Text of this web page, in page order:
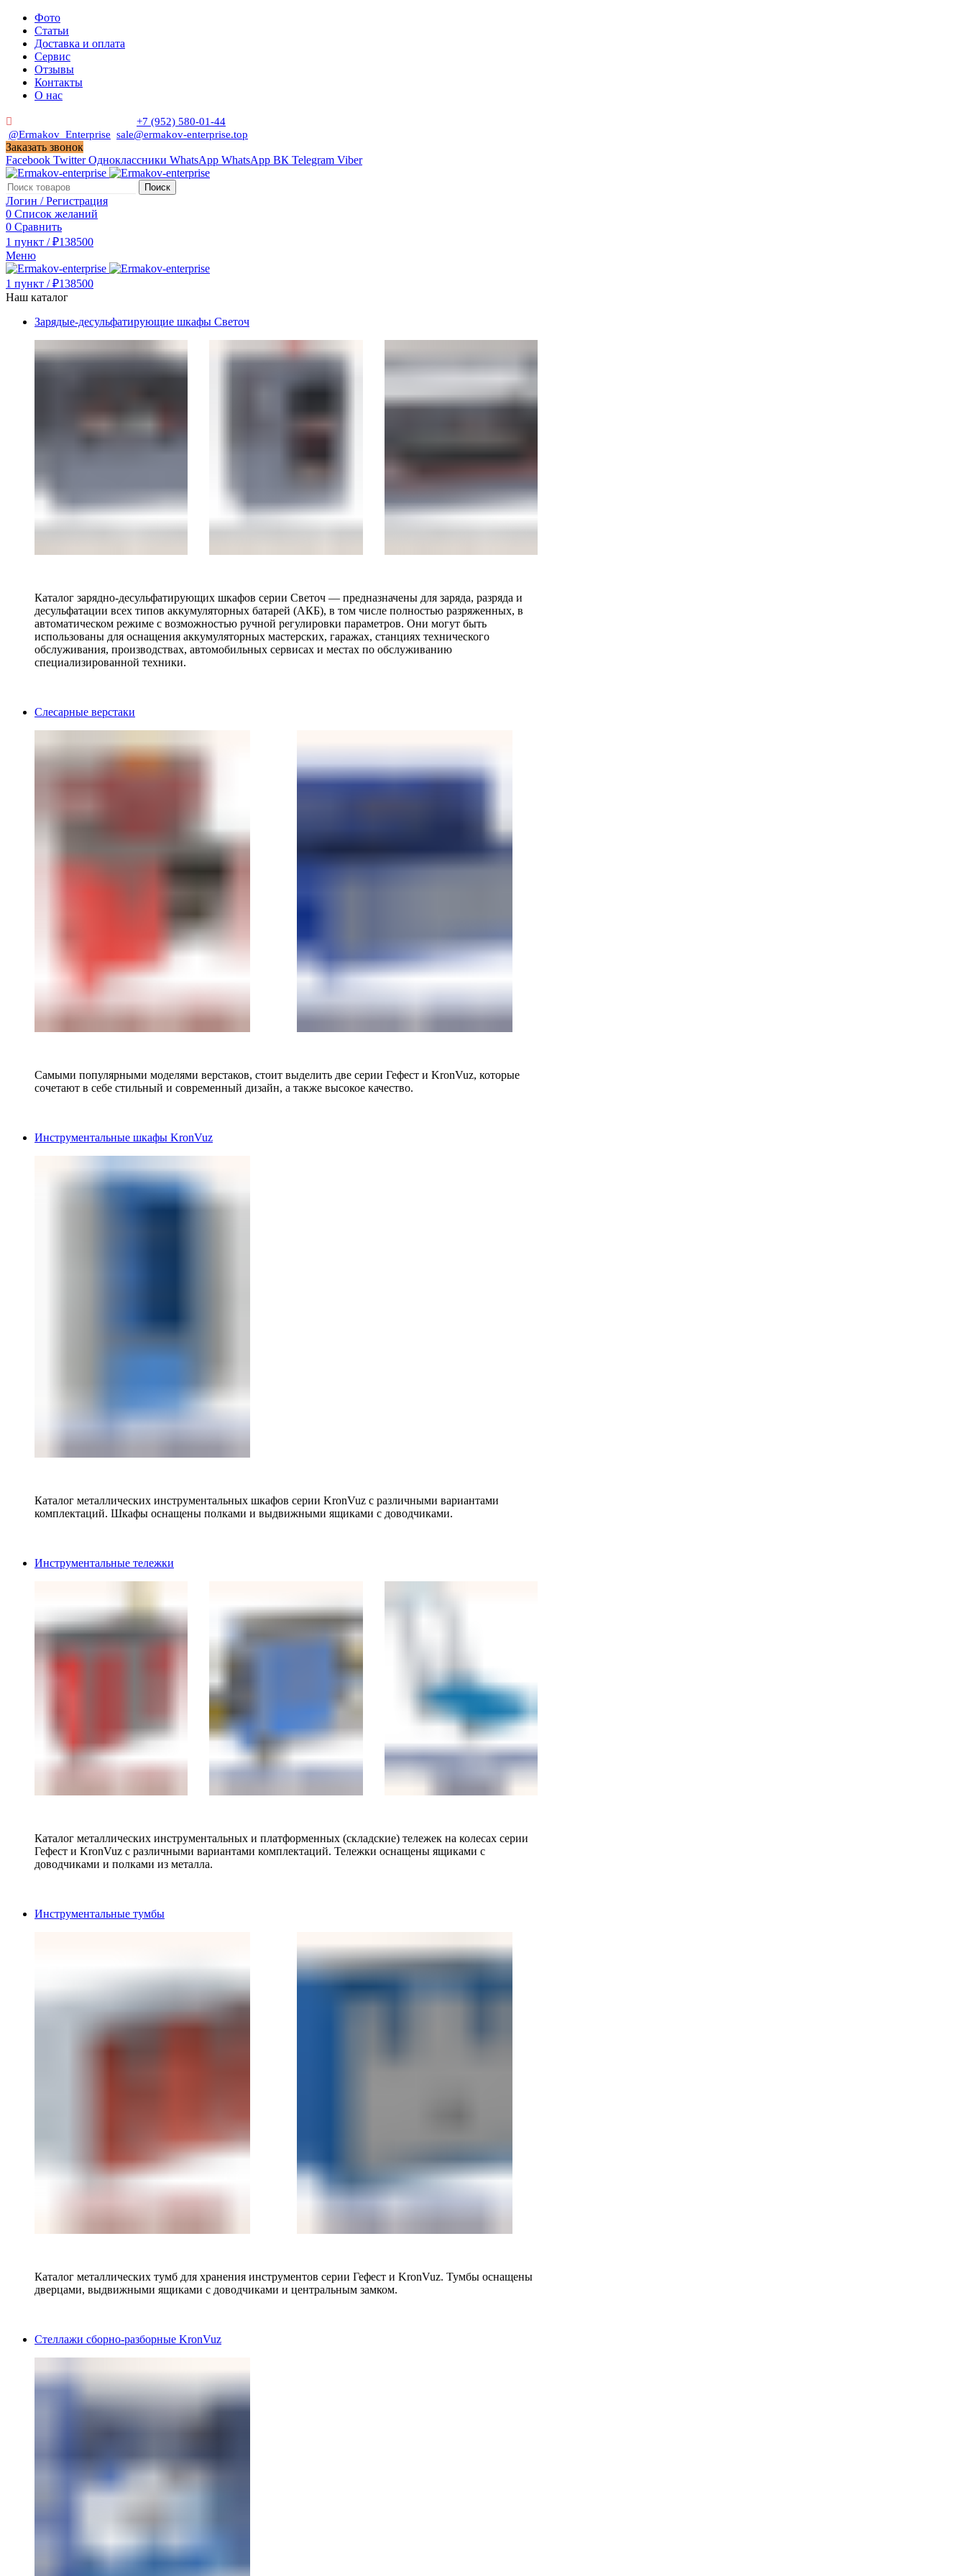
Фото
Статьи
Доставка и оплата
Сервис
Отзывы
Контакты
О нас
+7 (952) 580-01-44
@Ermakov_Enterprise sale@ermakov-enterprise.top
Заказать звонок
Facebook Twitter Одноклассники WhatsApp WhatsApp ВК Telegram Viber
Поиск
Логин / Регистрация
0 Список желаний
0 Сравнить
1 пункт / ₽138500
Меню
1 пункт / ₽138500
Наш каталог
Зарядые-десульфатирующие шкафы Светоч
Каталог зарядно-десульфатирующих шкафов серии Светоч — предназначены для заряда, разряда и
десульфатации всех типов аккумуляторных батарей (АКБ), в том числе полностью разряженных, в
автоматическом режиме с возможностью ручной регулировки параметров. Они могут быть
использованы для оснащения аккумуляторных мастерских, гаражах, станциях технического
обслуживания, производствах, автомобильных сервисах и местах по обслуживанию
специализированной техники.
Слесарные верстаки
Самыми популярными моделями верстаков, стоит выделить две серии Гефест и KronVuz, которые
сочетают в себе стильный и современный дизайн, а также высокое качество.
Инструментальные шкафы KronVuz
Каталог металлических инструментальных шкафов серии KronVuz с различными вариантами
комплектаций. Шкафы оснащены полками и выдвижными ящиками с доводчиками.
Инструментальные тележки
Каталог металлических инструментальных и платформенных (складские) тележек на колесах серии
Гефест и KronVuz с различными вариантами комплектаций. Тележки оснащены ящиками с
доводчиками и полками из металла.
Инструментальные тумбы
Каталог металлических тумб для хранения инструментов серии Гефест и KronVuz. Тумбы оснащены
дверцами, выдвижными ящиками с доводчиками и центральным замком.
Стеллажи сборно-разборные KronVuz